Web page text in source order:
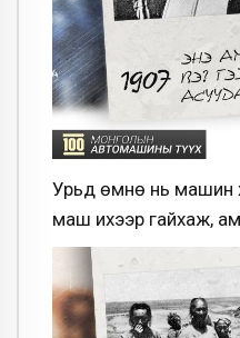
Урьд өмнө нь машин
маш ихээр гайхаж,